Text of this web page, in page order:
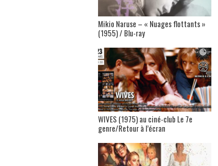
Mikio Naruse – « Nuages flottants »
(1955) / Blu-ray
WIVES (1975) au ciné-club Le 7e
genre/Retour à l’écran